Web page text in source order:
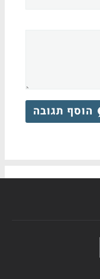
הוסף תגובה